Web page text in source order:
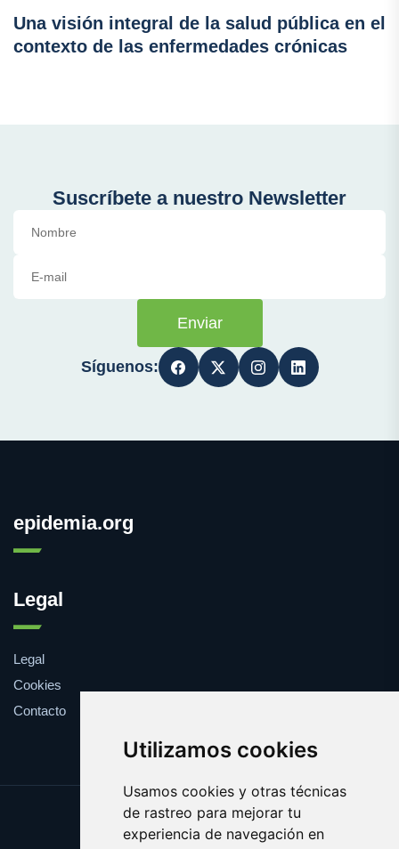
Utilizamos cookies
Usamos cookies y otras técnicas
de rastreo para mejorar tu
experiencia de navegación en
Una visión integral de la salud pública en el
contexto de las enfermedades crónicas
Suscríbete a nuestro Newsletter
Enviar
Síguenos:
epidemia.org
Legal
Legal
Cookies
Contacto
Update cookies preferences